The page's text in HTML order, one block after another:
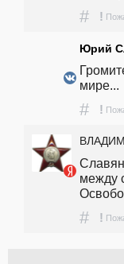
# !
Юрий
мире...
# !
между
# !